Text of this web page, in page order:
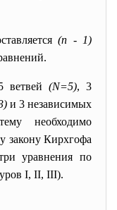
(n -1)
ветвей(N=5), 3
и 3 независимых
необходимо
закону Кирхгофа
уравнения по
I, II, III).